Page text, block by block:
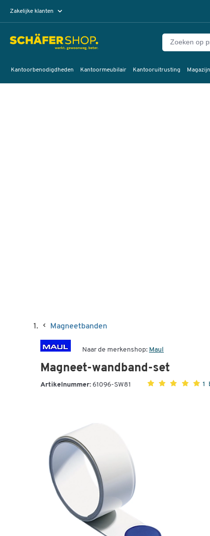
Zakelijke klanten
Kantoorbenodigdheden Kantoormeubilair Kantooruitrusting
Magneetbanden
Naar de merkenshop: Maul
Magneet-wandband-set
Artikelnummer: 61096-SW81 1